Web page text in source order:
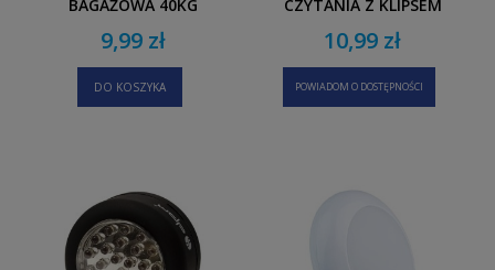
BAGAŻOWA 40KG
9,99 zł
DO KOSZYKA
CZYTANIA Z KLIPSEM
10,99 zł
POWIADOM O DOSTĘPNOŚCI